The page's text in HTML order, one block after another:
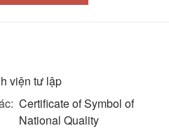
viện tư lập
Certificate of Symbol of
National Quality